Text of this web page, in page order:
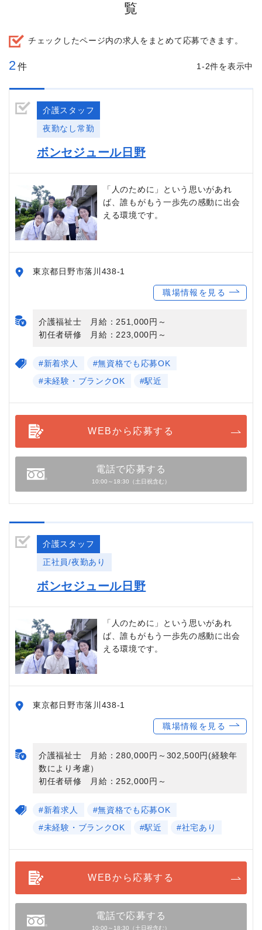
覧
チェックしたページ内の求人をまとめて応募できます。
2 件 1-2件を表示中
介護スタッフ
夜勤なし常勤
ボンセジュール日野
「人のために」という思いがあれ
ば、誰もがもう一歩先の感動に出会
える環境です。
東京都日野市落川438-1
職場情報を見る
介護福祉士 月給：251,000円～
初任者研修 月給：223,000円～
#新着求人
#無資格でも応募OK
#未経験・ブランクOK
#駅近
WEBから応募する
電話で応募する
10:00～18:30（土日祝含む）
介護スタッフ
正社員/夜勤あり
ボンセジュール日野
「人のために」という思いがあれ
ば、誰もがもう一歩先の感動に出会
える環境です。
東京都日野市落川438-1
職場情報を見る
介護福祉士 月給：280,000円～302,500円(経験年
数により考慮）
初任者研修 月給：252,000円～
#新着求人
#無資格でも応募OK
#未経験・ブランクOK
#駅近 #社宅あり
WEBから応募する
電話で応募する
10:00～18:30（土日祝含む）